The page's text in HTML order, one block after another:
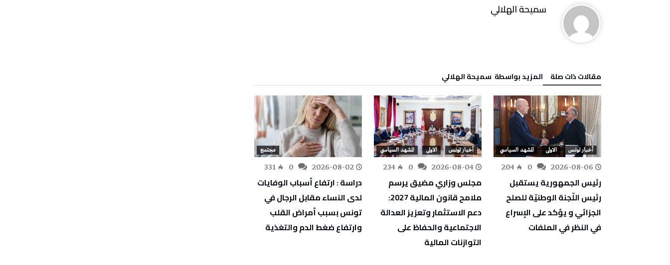
سميحة الهلالي
‫مقالات ذات صلة‬ ‫‫المزيد بواسطة‬ ‬ سميحة الهلالي
أخبار تونس الاولى المشهد السياسي
2026-08-06
204
رئيس الجمهورية يستقبل
رئيس اللّجنة الوطنيّة للصلح
الجزائي و يؤكد على الإسراع
في النظر في الملفات
أخبار تونس الاولى المشهد السياسي
2026-08-04
234
مجلس وزاري مضيق يرسم
ملامح قانون المالية 2027:
دعم الاستثمار وتعزيز العدالة
الاجتماعية والحفاظ على
التوازنات المالية
مجتمع
2026-08-02
331
دراسة : ارتفاع أسباب الوفايات
لدى النساء مقابل الرجال في
تونس بسبب أمراض القلب
وارتفاع ضغط الدم والتغذية